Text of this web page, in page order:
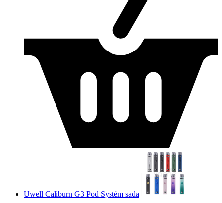
Uwell Caliburn G3 Pod Systém sada